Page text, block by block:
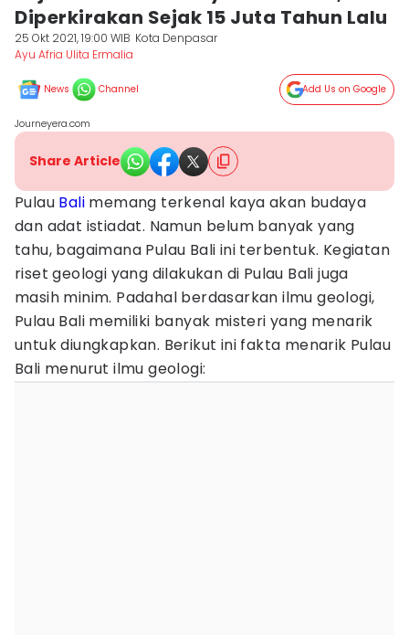
Diperkirakan Sejak 15 Juta Tahun Lalu
25 Okt 2021, 19:00 WIB Kota Denpasar
Ayu Afria Ulita Ermalia
News Channel Add Us on Google
Journeyera.com
Share Article
Pulau Bali memang terkenal kaya akan budaya
dan adat istiadat. Namun belum banyak yang
tahu, bagaimana Pulau Bali ini terbentuk. Kegiatan
riset geologi yang dilakukan di Pulau Bali juga
masih minim. Padahal berdasarkan ilmu geologi,
Pulau Bali memiliki banyak misteri yang menarik
untuk diungkapkan. Berikut ini fakta menarik Pulau
Bali menurut ilmu geologi: